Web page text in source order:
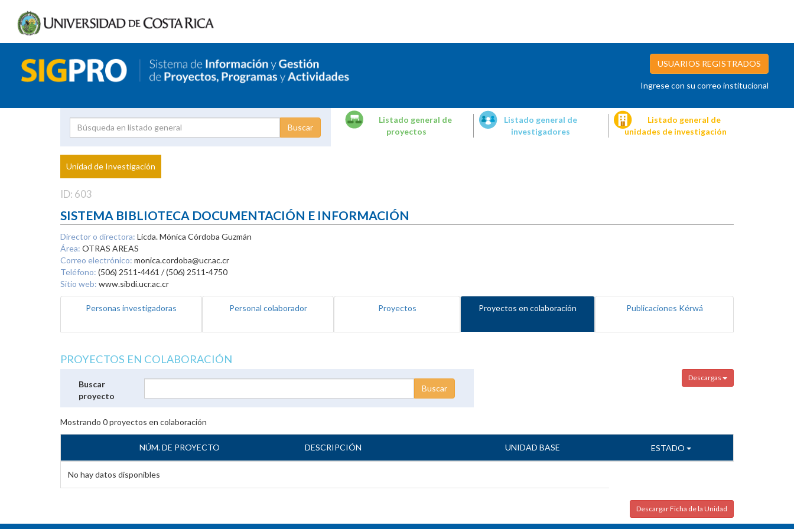
USUARIOS REGISTRADOS
Ingrese con su correo institucional
Proyecto
Investigador
Listado general de
proyectos
Listado general de
investigadores
Listado general de
unidades de investigación
Unidad de Investigación
ID: 603
SISTEMA BIBLIOTECA DOCUMENTACIÓN E INFORMACIÓN
Director o directora: Licda. Mónica Córdoba Guzmán
Área: OTRAS AREAS
Correo electrónico: monica.cordoba@ucr.ac.cr
Teléfono: (506) 2511-4461 / (506) 2511-4750
Sitio web: www.sibdi.ucr.ac.cr
Personas investigadoras Personal colaborador Proyectos Proyectos en colaboración Publicaciones Kérwá
PROYECTOS EN COLABORACIÓN
Descargas
Buscar
proyecto
Mostrando 0proyectos en colaboración
NÚM. DE PROYECTO DESCRIPCIÓN UNIDAD BASE ESTADO
No hay datos disponibles
Descargar Ficha de la Unidad